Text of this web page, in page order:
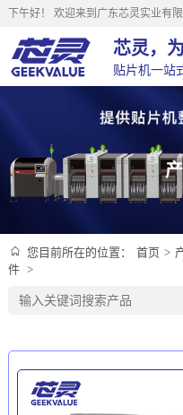
下午好！ 欢迎来到广东芯灵实业有限
芯灵，
贴片机一站
您目前所在的位置： 首页 >
件 >